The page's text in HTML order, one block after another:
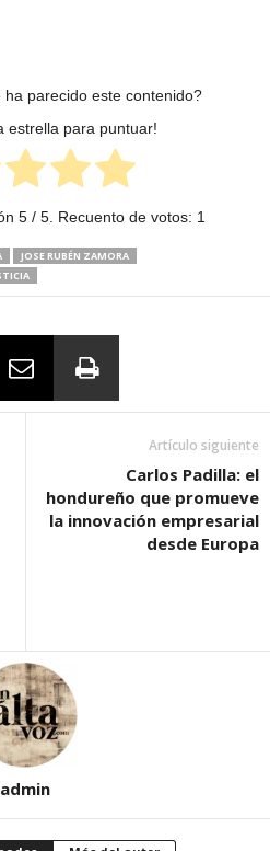
parecido este contenido?
estrella para puntuar!
5 / 5. Recuento de votos: 1
JOSE RUBÉN ZAMORA
Artículo siguiente
Carlos Padilla: el
hondureño que promueve
la innovación empresarial
desde Europa
admin